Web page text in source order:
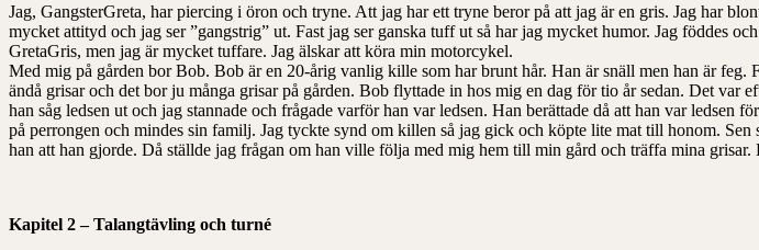
Jag, GangsterGreta, har piercing i öron och tryne. Att jag har ett tryne beror på att jag är en gris. Jag har
mycket attityd och jag ser ”gangstrig” ut. Fast jag ser ganska tuff ut så har jag mycket humor. Jag föddes
GretaGris, men jag är mycket tuffare. Jag älskar att köra min motorcykel.
Med mig på gården bor Bob. Bob är en 20-årig vanlig kille som har brunt hår. Han är snäll men han är
ändå grisar och det bor ju många grisar på gården. Bob flyttade in hos mig en dag för tio år sedan. Det var
han såg ledsen ut och jag stannade och frågade varför han var ledsen. Han berättade då att han var
på perrongen och mindes sin familj. Jag tyckte synd om killen så jag gick och köpte lite mat till honom.
han att han gjorde. Då ställde jag frågan om han ville följa med mig hem till min gård och träffa mina
Kapitel 2 – Talangtävling och turné